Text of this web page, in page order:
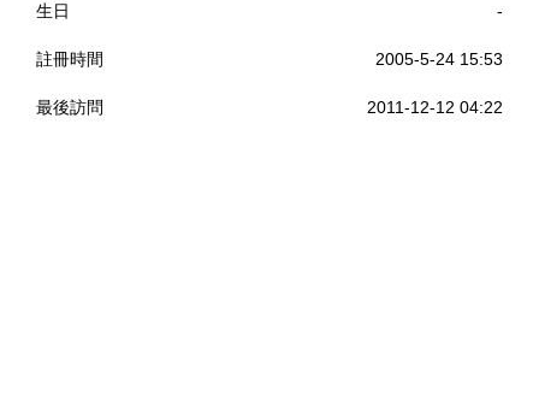
生日 -
註冊時間 2005-5-24 15:53
最後訪問 2011-12-12 04:22